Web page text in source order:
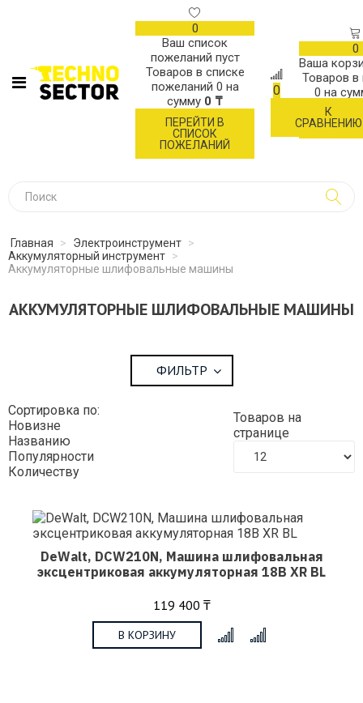
0
Ваш список
пожеланий пуст
Товаров в списке
пожеланий 0 на
сумму 0 ₸
ПЕРЕЙТИ В
СПИСОК
ПОЖЕЛАНИЙ
0
К
СРАВНЕНИЮ
0
Ваша
Товаров в
0 на
Главная > Электроинструмент >
Аккумуляторный инструмент >
Аккумуляторные шлифовальные машины
АККУМУЛЯТОРНЫЕ ШЛИФОВАЛЬНЫЕ МАШИНЫ
ФИЛЬТР
Сортировка по:
Новизне
Названию
Популярности
Количеству
Товаров на
странице
DeWalt, DCW210N, Машина шлифовальная
эксцентриковая аккумуляторная 18В XR BL
119 400 ₸
В КОРЗИНУ